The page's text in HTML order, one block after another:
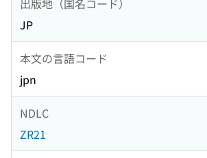
JP
本文の言語コード
jpn
NDLC
ZR21